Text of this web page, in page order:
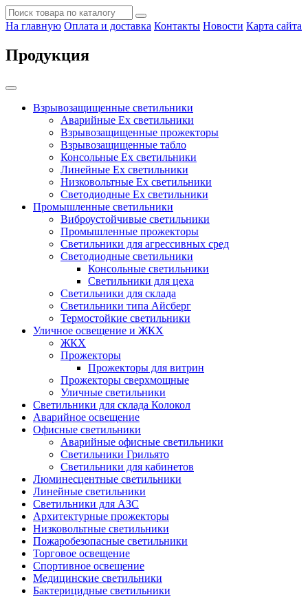
На главную Оплата и доставка Контакты Новости Карта сайта
Продукция
Взрывозащищенные светильники
Аварийные Ex светильники
Взрывозащищенные прожекторы
Взрывозащищенные табло
Консольные Ех светильники
Линейные Ex светильники
Низковольтные Ex светильники
Светодиодные Ex светильники
Промышленные светильники
Виброустойчивые светильники
Промышленные прожекторы
Светильники для агрессивных сред
Светодиодные светильники
Консольные светильники
Светильники для цеха
Светильники для склада
Светильники типа Айсберг
Термостойкие светильники
Уличное освещение и ЖКХ
ЖКХ
Прожекторы
Прожекторы для витрин
Прожекторы сверхмощные
Уличные светильники
Светильники для склада Колокол
Аварийное освещение
Офисные светильники
Аварийные офисные светильники
Светильники Грильято
Светильники для кабинетов
Люминесцентные светильники
Линейные светильники
Светильники для АЗС
Архитектурные прожекторы
Низковольтные светильники
Пожаробезопасные светильники
Торговое освещение
Спортивное освещение
Медицинские светильники
Бактерицидные светильники